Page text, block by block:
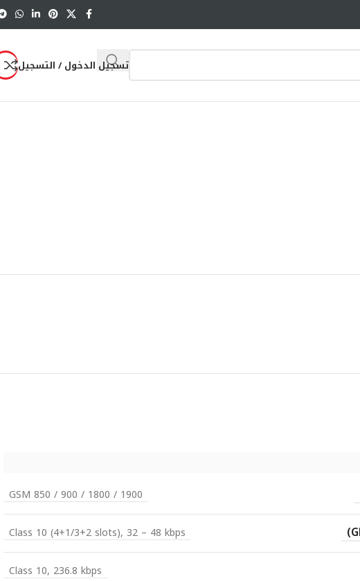
تسجيل الدخول / التسجيل
GSM 850 / 900 / 1800 / 1900
Class 10 (4+1/3+2 slots), 32 – 48 kbps
Class 10, 236.8 kbps